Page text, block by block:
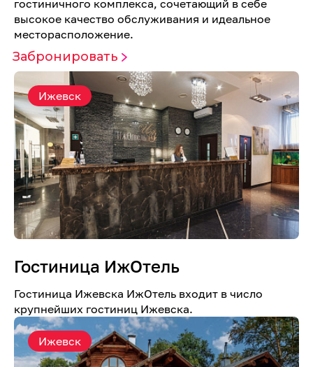
гостиничного комплекса, сочетающий в себе
высокое качество обслуживания и идеальное
месторасположение.
Забронировать
Ижевск
Гостиница ИжОтель
Гостиница Ижевска ИжОтель входит в число
крупнейших гостиниц Ижевска.
Ижевск